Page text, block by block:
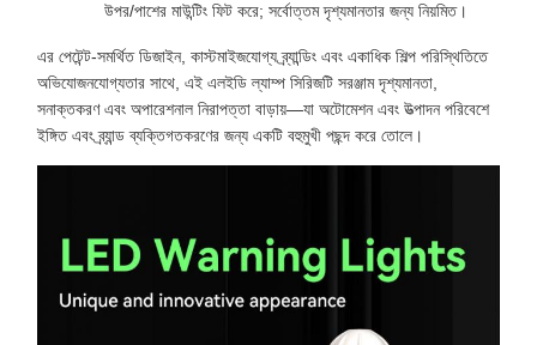
উপর/পাশের মাউন্টিং ফিট করে; সর্বোত্তম দৃশ্যমানতার জন্য নিয়মিত।
এর পেটেন্ট-সমর্থিত ডিজাইন, কাস্টমাইজযোগ্য ব্র্যান্ডিং এবং একাধিক শিল্প পরিস্থিতিতে
অভিযোজনযোগ্যতার সাথে, এই এলইডি ল্যাম্প সিরিজটি সরঞ্জাম দৃশ্যমানতা,
সনাক্তকরণ এবং অপারেশনাল নিরাপত্তা বাড়ায়—যা অটোমেশন এবং উত্পাদন পরিবেশে
ইঙ্গিত এবং ব্র্যান্ড ব্যক্তিগতকরণের জন্য একটি বহুমুখী পছন্দ করে তোলে।